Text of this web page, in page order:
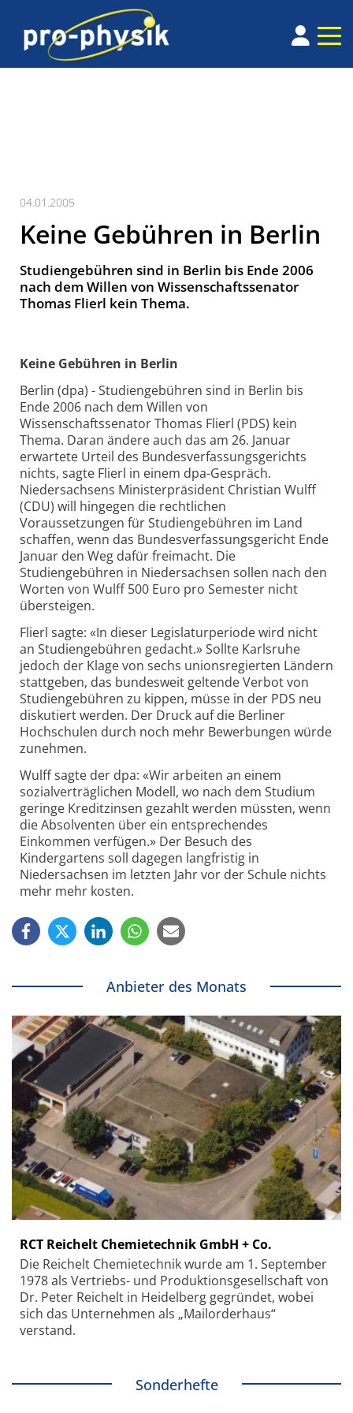
04.01.2005
Keine Gebühren in Berlin
Studiengebühren sind in Berlin bis Ende 2006
nach dem Willen von Wissenschaftssenator
Thomas Flierl kein Thema.
Keine Gebühren in Berlin
Berlin (dpa) - Studiengebühren sind in Berlin bis
Ende 2006 nach dem Willen von
Wissenschaftssenator Thomas Flierl (PDS) kein
Thema. Daran ändere auch das am 26. Januar
erwartete Urteil des Bundesverfassungsgerichts
nichts, sagte Flierl in einem dpa-Gespräch.
Niedersachsens Ministerpräsident Christian Wulff
(CDU) will hingegen die rechtlichen
Voraussetzungen für Studiengebühren im Land
schaffen, wenn das Bundesverfassungsgericht Ende
Januar den Weg dafür freimacht. Die
Studiengebühren in Niedersachsen sollen nach den
Worten von Wulff 500 Euro pro Semester nicht
übersteigen.
Flierl sagte: «In dieser Legislaturperiode wird nicht
an Studiengebühren gedacht.» Sollte Karlsruhe
jedoch der Klage von sechs unionsregierten Ländern
stattgeben, das bundesweit geltende Verbot von
Studiengebühren zu kippen, müsse in der PDS neu
diskutiert werden. Der Druck auf die Berliner
Hochschulen durch noch mehr Bewerbungen würde
zunehmen.
Wulff sagte der dpa: «Wir arbeiten an einem
sozialverträglichen Modell, wo nach dem Studium
geringe Kreditzinsen gezahlt werden müssten, wenn
die Absolventen über ein entsprechendes
Einkommen verfügen.» Der Besuch des
Kindergartens soll dagegen langfristig in
Niedersachsen im letzten Jahr vor der Schule nichts
mehr mehr kosten.
Anbieter des Monats
RCT Reichelt Chemietechnik GmbH + Co.
Die Reichelt Chemietechnik wurde am 1. September
1978 als Vertriebs- und Produktionsgesellschaft von
Dr. Peter Reichelt in Heidelberg gegründet, wobei
sich das Unternehmen als „Mailorderhaus“
verstand.
Sonderhefte